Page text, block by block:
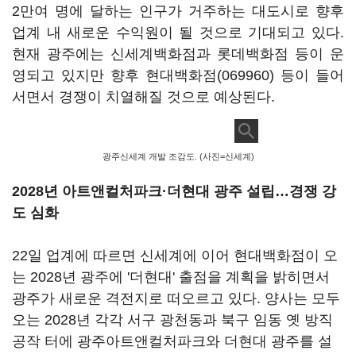
2만여 명에 달하는 인구가 거주하는 대도시로 향후
업계 내 새로운 수익원이 될 것으로 기대되고 있다.
현재 광주에는 신세계백화점과 롯데백화점 등이 운
영되고 있지만 향후 현대백화점(069960) 등이 들어
서면서 경쟁이 치열해질 것으로 예상된다.
광주신세계 개발 조감도. (사진=신세계)
2028년 아트앤컬처파크·더현대 광주 설립…경쟁 강
도 심화
22일 업계에 따르면 신세계에 이어 현대백화점이 오
는 2028년 광주에 '더현대' 출점을 계획을 밝히면서
광주가 새로운 격전지로 떠오르고 있다. 양사는 모두
오는 2028년 각각 서구 광천동과 북구 임동 옛 방직
공작 터에 광주아트앤컬처파크와 더현대 광주를 설